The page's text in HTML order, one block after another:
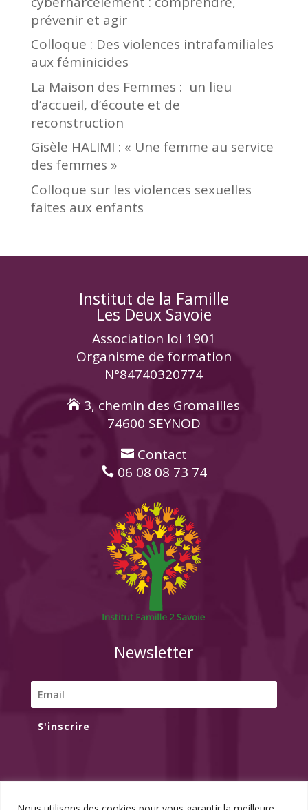
prévenir et agir
Colloque : Des violences intrafamiliales
aux féminicides
La Maison des Femmes : un lieu
d’accueil, d’écoute et de
reconstruction
Gisèle HALIMI : « Une femme au service
des femmes »
Colloque sur les violences sexuelles
faites aux enfants
Institut de la Famille
Les Deux Savoie
Association loi 1901
Organisme de formation
N°84740320774
 3, chemin des Gromailles
74600 SEYNOD
Contact
 06 08 08 73 74
Newsletter
S'inscrire